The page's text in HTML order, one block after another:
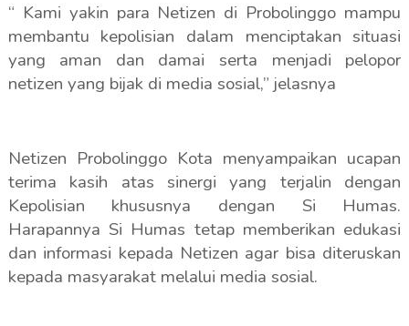
“ Kami yakin para Netizen di Probolinggo mampu
membantu kepolisian dalam menciptakan situasi
yang aman dan damai serta menjadi pelopor
netizen yang bijak di media sosial,” jelasnya
Netizen Probolinggo Kota menyampaikan ucapan
terima kasih atas sinergi yang terjalin dengan
Kepolisian khususnya dengan Si Humas.
Harapannya Si Humas tetap memberikan edukasi
dan informasi kepada Netizen agar bisa diteruskan
kepada masyarakat melalui media sosial.